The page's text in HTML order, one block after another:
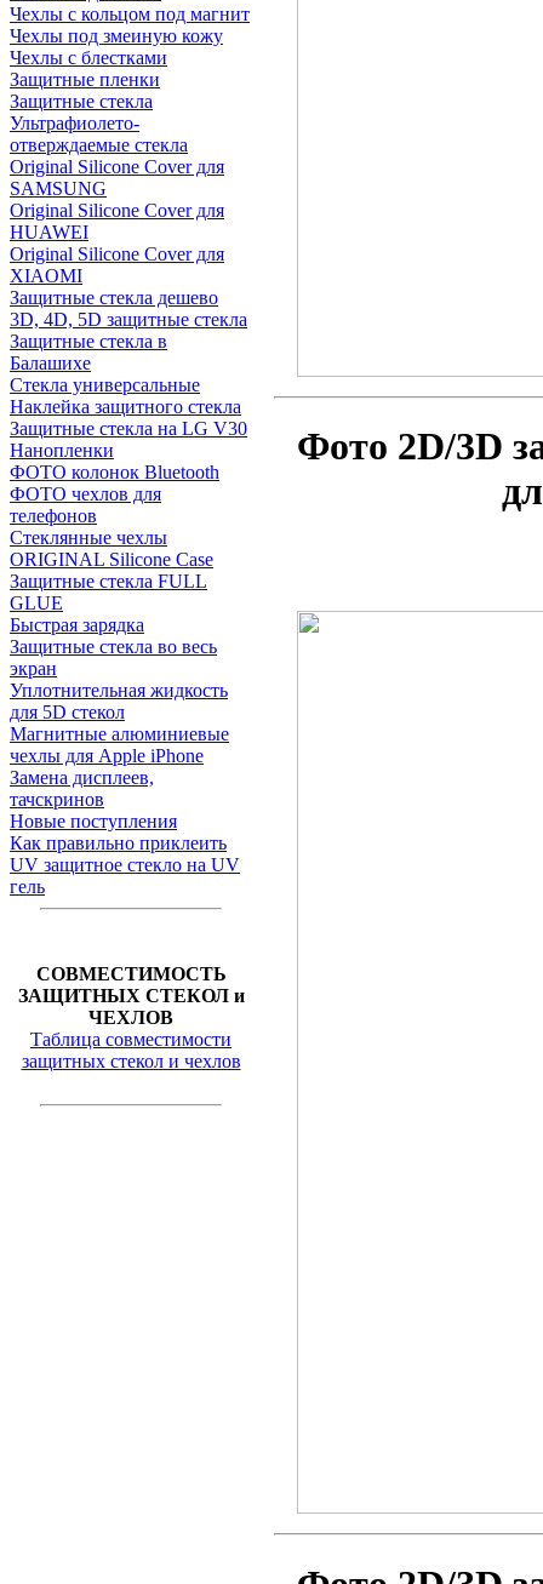
Чехлы с кольцом под магнит
Чехлы под змеиную кожу
Чехлы с блестками
Защитные пленки
Защитные стекла
Ультрафиолето-
отверждаемые стекла
Original Silicone Cover для
SAMSUNG
Original Silicone Cover для
HUAWEI
Original Silicone Cover для
XIAOMI
Защитные стекла дешево
3D, 4D, 5D защитные стекла
Защитные стекла в
Балашихе
Стекла универсальные
Наклейка защитного стекла
Защитные стекла на LG V30
Нанопленки
ФОТО колонок Bluetooth
ФOTO чехлов для
телефонов
Стеклянные чехлы
ORIGINAL Silicone Case
Защитные стекла FULL
GLUE
Быстрая зарядка
Защитные стекла во весь
экран
Уплотнительная жидкость
для 5D стекол
Магнитные алюминиевые
чехлы для Apple iPhone
Замена дисплеев,
тачскринов
Новые поступления
Как правильно приклеить
UV защитное стекло на UV
гель
СОВМЕСТИМОСТЬ
ЗАЩИТНЫХ СТЕКОЛ и
ЧЕХЛОВ
Таблица совместимости
защитных стекол и чехлов
Фото 2D/3D